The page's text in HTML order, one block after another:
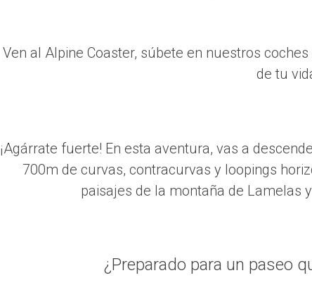
Ven al Alpine Coaster, súbete en nuestros
de tu
¡Agárrate fuerte! En esta aventura, vas a
700m de curvas, contracurvas y loopings
paisajes de la montaña de Lamelas
¿Preparado para un paseo